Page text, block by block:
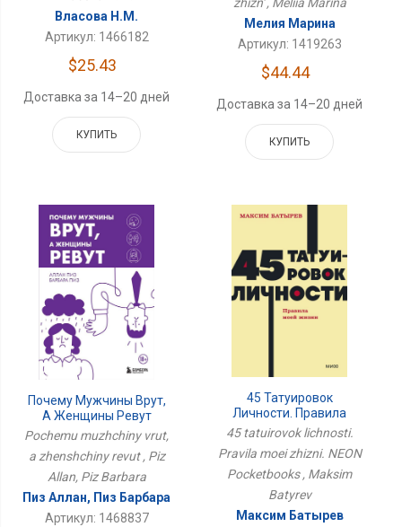
Власова Н.М.
Артикул: 1466182
$25.43
Доставка за 14–20 дней
КУПИТЬ
Мелия Марина
Артикул: 1419263
$44.44
Доставка за 14–20 дней
КУПИТЬ
Почему Мужчины Врут,
А Женщины Ревут
Pochemu muzhchiny vrut,
a zhenshchiny revut , Piz
Allan, Piz Barbara
Пиз Аллан, Пиз Барбара
Артикул: 1468837
45 Татуировок
Личности. Правила
Моей Жизни. NEON
45 tatuirovok lichnosti.
Pravila moei zhizni. NEON
Pocketbooks , Maksim
Batyrev
Максим Батырев